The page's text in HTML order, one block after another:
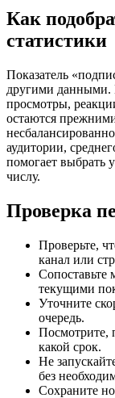
Как
статистики
Показатель
другими данными.
просмотры,
остаются
аудитории,
помогает выбрать
числу.
Проверка
Проверьте,
канал или
текущими
Уточните
очередь.
Посмотрите,
какой срок.
Не
без
Сохраните